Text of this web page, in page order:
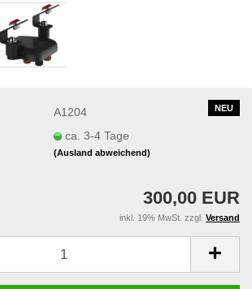
NEU
A1204
ca. 3-4 Tage
(Ausland abweichend)
300,00 EUR
inkl. 19% MwSt. zzgl. Versand